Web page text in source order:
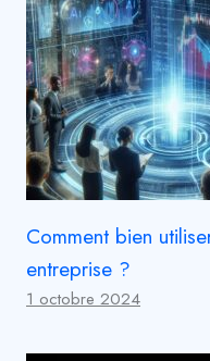
Comment bien
entreprise ?
1 octobre 2024